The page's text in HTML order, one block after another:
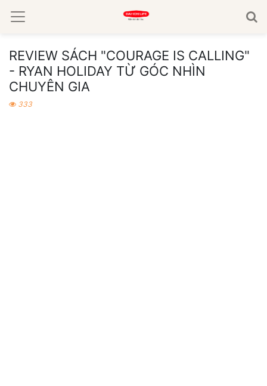
REVIEW SÁCH "COURAGE IS CALLING"
- RYAN HOLIDAY TỪ GÓC NHÌN
CHUYÊN GIA
333